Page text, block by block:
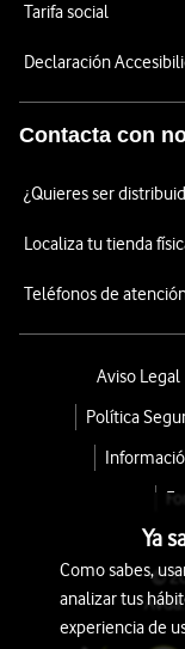
Tarifa social
Declaración
Contacta con
¿Quieres ser
Localiza tu tienda
Teléfonos de
Aviso Legal
Política
©
Ya
Como sabes,
analizar tus
experiencia de